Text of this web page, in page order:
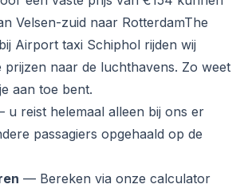
Velsen-zuid naar RotterdamThe
Airport taxi Schiphol rijden wij
prijzen naar de luchthavens. Zo weet
aan toe bent.
u reist helemaal alleen bij ons er
passagiers opgehaald op de
— Bereken via onze calculator